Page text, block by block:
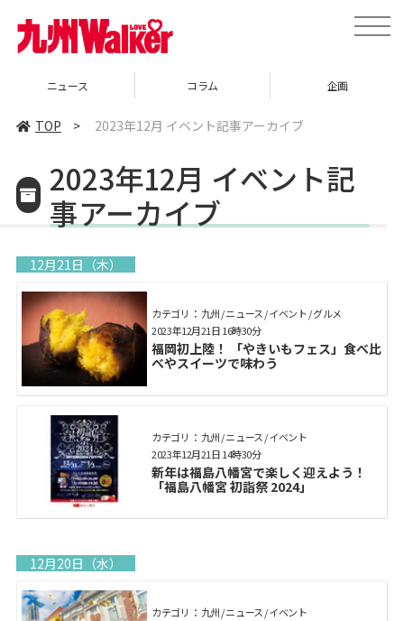
toggle
ニュース コラム 企画
TOP > 2023年12月 イベント記事アーカイブ
2023年12月 イベント記
事アーカイブ
12月21日（木）
カテゴリ： 九州 / ニュース / イベント / グルメ
福岡初上陸！ 「やきいもフェス」食べ比
べやスイーツで味わう
2023年12月21日 16時30分
カテゴリ： 九州 / ニュース / イベント
新年は福島八幡宮で楽しく迎えよう！
「福島八幡宮 初詣祭 2024」
2023年12月21日 14時30分
12月20日（水）
カテゴリ： 九州 / ニュース / イベント